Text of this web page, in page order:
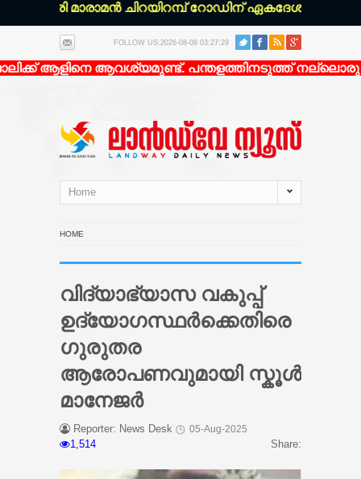
മാരാമൻ ചിറയിറമ്പ് റോഡിന് ഏകദേശം 200
FOLLOW US:2026-08-08 03:27:29
ആളിനെ ആവശ്യമുണ്ട്. പന്തളത്തിനടുത്ത് നല്ലൊരു
Home
HOME
വിദ്യാഭ്യാസ വകുപ്പ്
ഉദ്യോഗസ്ഥർക്കെതിരെ
ഗുരുതര
ആരോപണവുമായി സ്കൂൾ
മാനേജർ
Reporter: News Desk 05-Aug-2025
1,514 Share: